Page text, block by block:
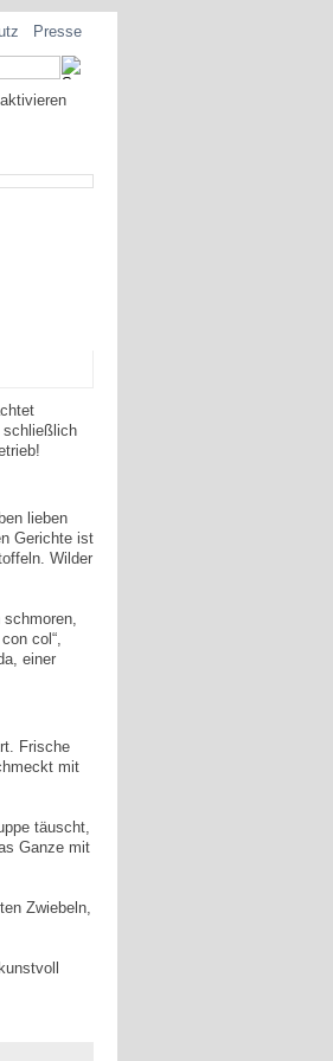
Presse
schließlich
lieben
Gerichte ist
Wilder
col“,
einer
Frische
mit
täuscht,
Ganze mit
Zwiebeln,